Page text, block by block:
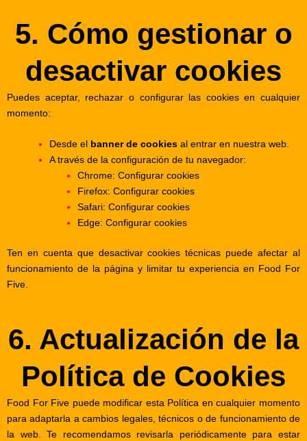
5. Cómo gestionar o
desactivar cookies
Puedes aceptar, rechazar o configurar las cookies en cualquier
momento:
Desde el banner de cookies al entrar en nuestra web.
A través de la configuración de tu navegador:
Chrome: Configurar cookies
Firefox: Configurar cookies
Safari: Configurar cookies
Edge: Configurar cookies
Ten en cuenta que desactivar cookies técnicas puede afectar al
funcionamiento de la página y limitar tu experiencia en Food For
Five.
6. Actualización de la
Política de Cookies
Food For Five puede modificar esta Política en cualquier momento
para adaptarla a cambios legales, técnicos o de funcionamiento de
la web. Te recomendamos revisarla periódicamente para estar